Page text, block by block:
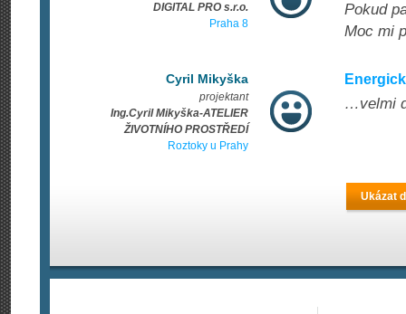
DIGITAL PRO s.r.o.
Praha 8
Pokud
Moc mi
Cyril Mikyška
projektant
Ing.Cyril Mikyška-ATELIER
ŽIVOTNÍHO PROSTŘEDÍ
Roztoky u Prahy
…velmi
Ukázat